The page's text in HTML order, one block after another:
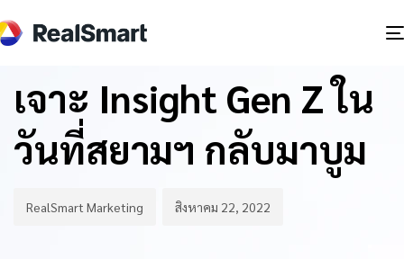
IN:
เจาะ Insight Gen Z ใน
วันที่สยามฯ กลับมาบูม
RealSmart Marketing
on:
สิงหาคม 22, 2022